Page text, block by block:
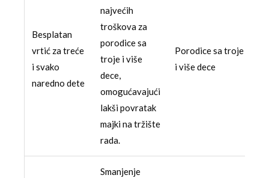
Besplatan
vrtić za treće
i svako
naredno dete
najvećih
troškova za
porodice sa
troje i više
dece,
omogućavajući
lakši povratak
majki na tržište
rada.
Porodice sa troje
i više dece
Smanjenje